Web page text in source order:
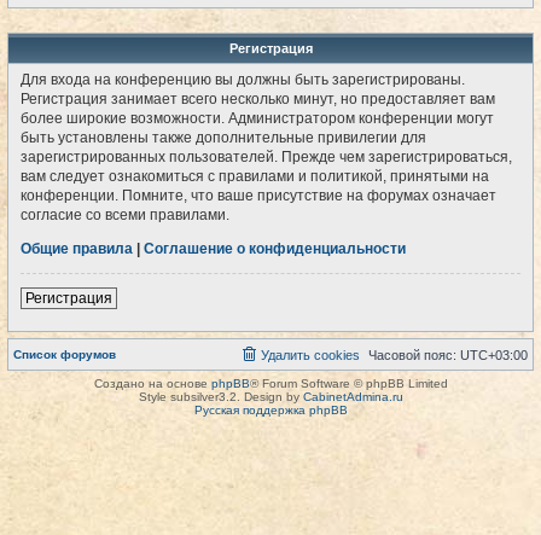
Регистрация
Для входа на конференцию вы должны быть зарегистрированы.
Регистрация занимает всего несколько минут, но предоставляет вам
более широкие возможности. Администратором конференции могут
быть установлены также дополнительные привилегии для
зарегистрированных пользователей. Прежде чем зарегистрироваться,
вам следует ознакомиться с правилами и политикой, принятыми на
конференции. Помните, что ваше присутствие на форумах означает
согласие со всеми правилами.
Общие правила
Соглашение о конфиденциальности
Регистрация
Список форумов Часовой пояс: UTC+03:00
Удалить cookies
Создано на основе phpBB® Forum Software © phpBB Limited
Style subsilver3.2. Design by CabinetAdmina.ru
Русская поддержка phpBB